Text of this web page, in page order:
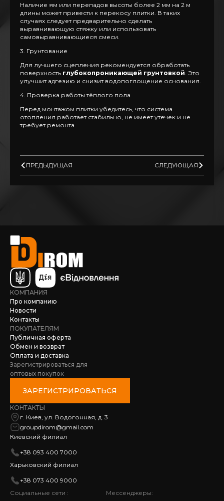
Наличие ям или перепадов высоты более 2 мм на 2 м
длины может привести к перекосу плитки. В таких
случаях следует предварительно сделать
выравнивающую стяжку или использовать
самовыравнивающиеся смеси.
3. Грунтование
Для лучшего сцепления рекомендуется обработать
поверхность глубокопроникающей грунтовкой . Это
улучшит адгезию и снизит водопоглощение основания.
4. Проверка работы тёплого пола
Перед монтажом плитки убедитесь, что система
отопления работает стабильно, не имеет утечек и не
требует ремонта.
ПРЕДЫДУЩАЯ СЛЕДУЮЩАЯ
КОМПАНИЯ
Про компанию
Новости
Контакты
ПОКУПАТЕЛЯМ
Публичная оферта
Обмен и возврат
Оплата и доставка
Зарегистрироваться для
оптовых покупок
ЗАРЕГИСТРИРОВАТЬСЯ
КОНТАКТЫ
г. Киев, ул. Водогонная, д. 3
groupdirom@gmail.com
Киевский филиал
+38 093 400 7000
Харьковский филиал
+38 073 400 9000
Социальные сети :
Мессенджеры: